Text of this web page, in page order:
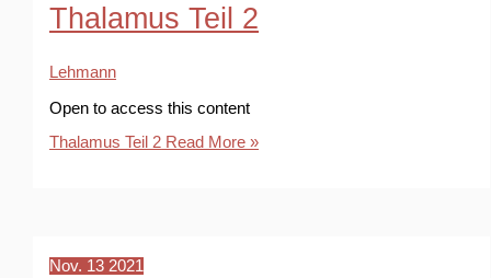
Thalamus Teil 2
Lehmann
Open to access this content
Thalamus Teil 2 Read More »
Nov. 13 2021